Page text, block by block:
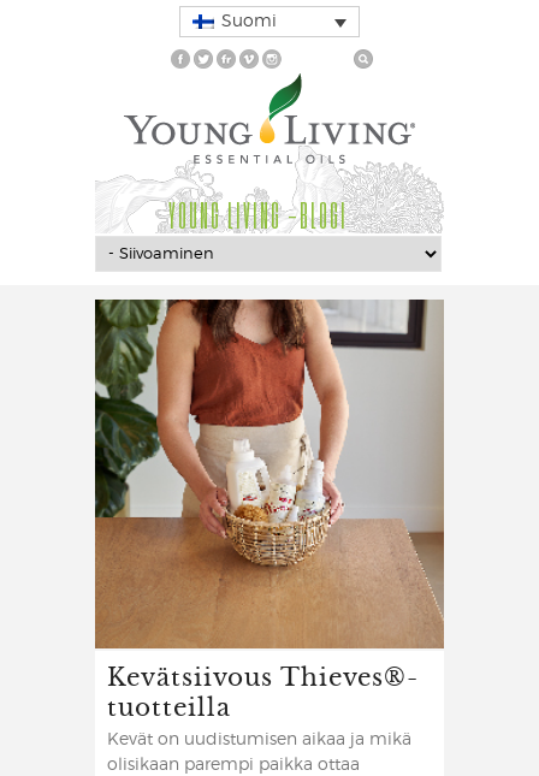
Suomi
YOUNG LIVING -BLOGI
Kevätsiivous Thieves®-
tuotteilla
Kevät on uudistumisen aikaa ja mikä
olisikaan parempi paikka ottaa